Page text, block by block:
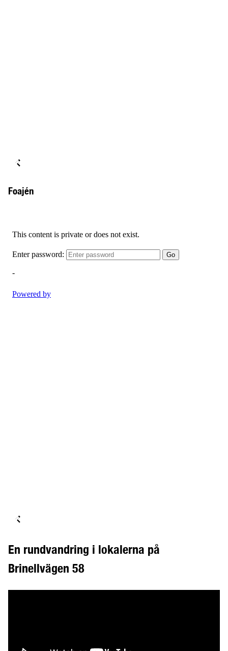
Foajén
En rundvandring i lokalerna på
Brinellvägen 58